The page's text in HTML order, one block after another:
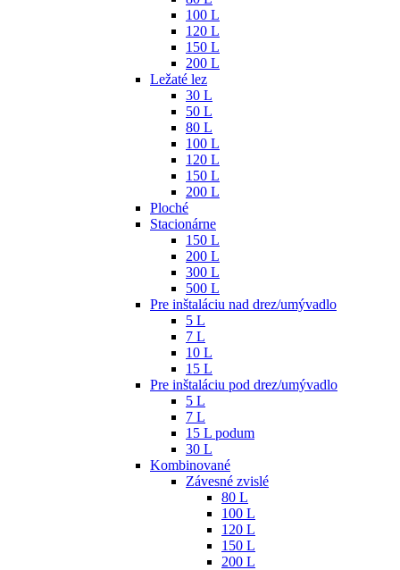
100 L
120 L
150 L
200 L
Ležaté lez
30 L
50 L
80 L
100 L
120 L
150 L
200 L
Ploché
Stacionárne
150 L
200 L
300 L
500 L
Pre inštaláciu nad drez/umývadlo
5 L
7 L
10 L
15 L
Pre inštaláciu pod drez/umývadlo
5 L
7 L
15 L podum
30 L
Kombinované
Závesné zvislé
80 L
100 L
120 L
150 L
200 L